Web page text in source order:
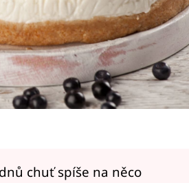
chuť spíše na něco